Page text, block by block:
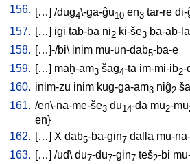
156. […] /dug4\-ga-ĝu10 en3 tar-re di-
157. […] igi tab-ba ni2 ki-še3 ba-ab-la
158. […]-/bi\ inim mu-un-dab5-ba-e
159. […] maḫ-am3 šag4-ta im-mi-ib2-
160. inim-zu inim kug-ga-am3 niĝ2
161. /en\-na-me-še3 du14-da mu2-mu
en}
162. […] X dab5-ba-gin7 dalla mu-
163. […] /ud\ du7-du7-gin7 teš2-bi